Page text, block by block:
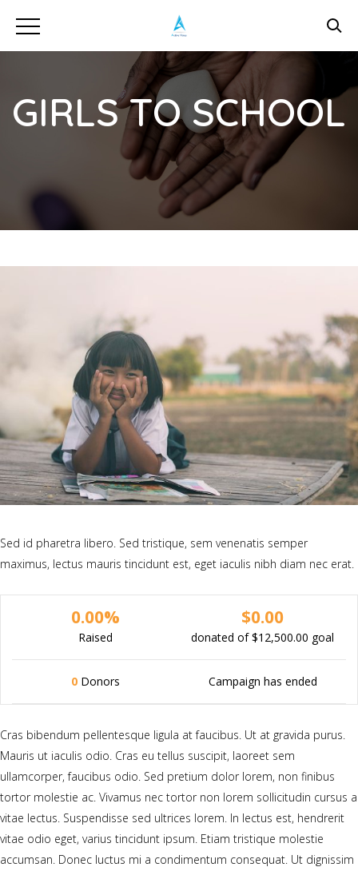
GIRLS TO SCHOOL
Sed id pharetra libero. Sed tristique, sem venenatis semper
maximus, lectus mauris tincidunt est, eget iaculis nibh diam nec erat.
0.00%
Raised
$0.00
donated of$12,500.00 goal
0 Donors Campaign has ended
Cras bibendum pellentesque ligula at faucibus. Ut at gravida purus.
Mauris ut iaculis odio. Cras eu tellus suscipit, laoreet sem
ullamcorper, faucibus odio. Sed pretium dolor lorem, non finibus
tortor molestie ac. Vivamus nec tortor non lorem sollicitudin cursus a
vitae lectus. Suspendisse sed ultrices lorem. In lectus est, hendrerit
vitae odio eget, varius tincidunt ipsum. Etiam tristique molestie
accumsan. Donec luctus mi a condimentum consequat. Ut dignissim